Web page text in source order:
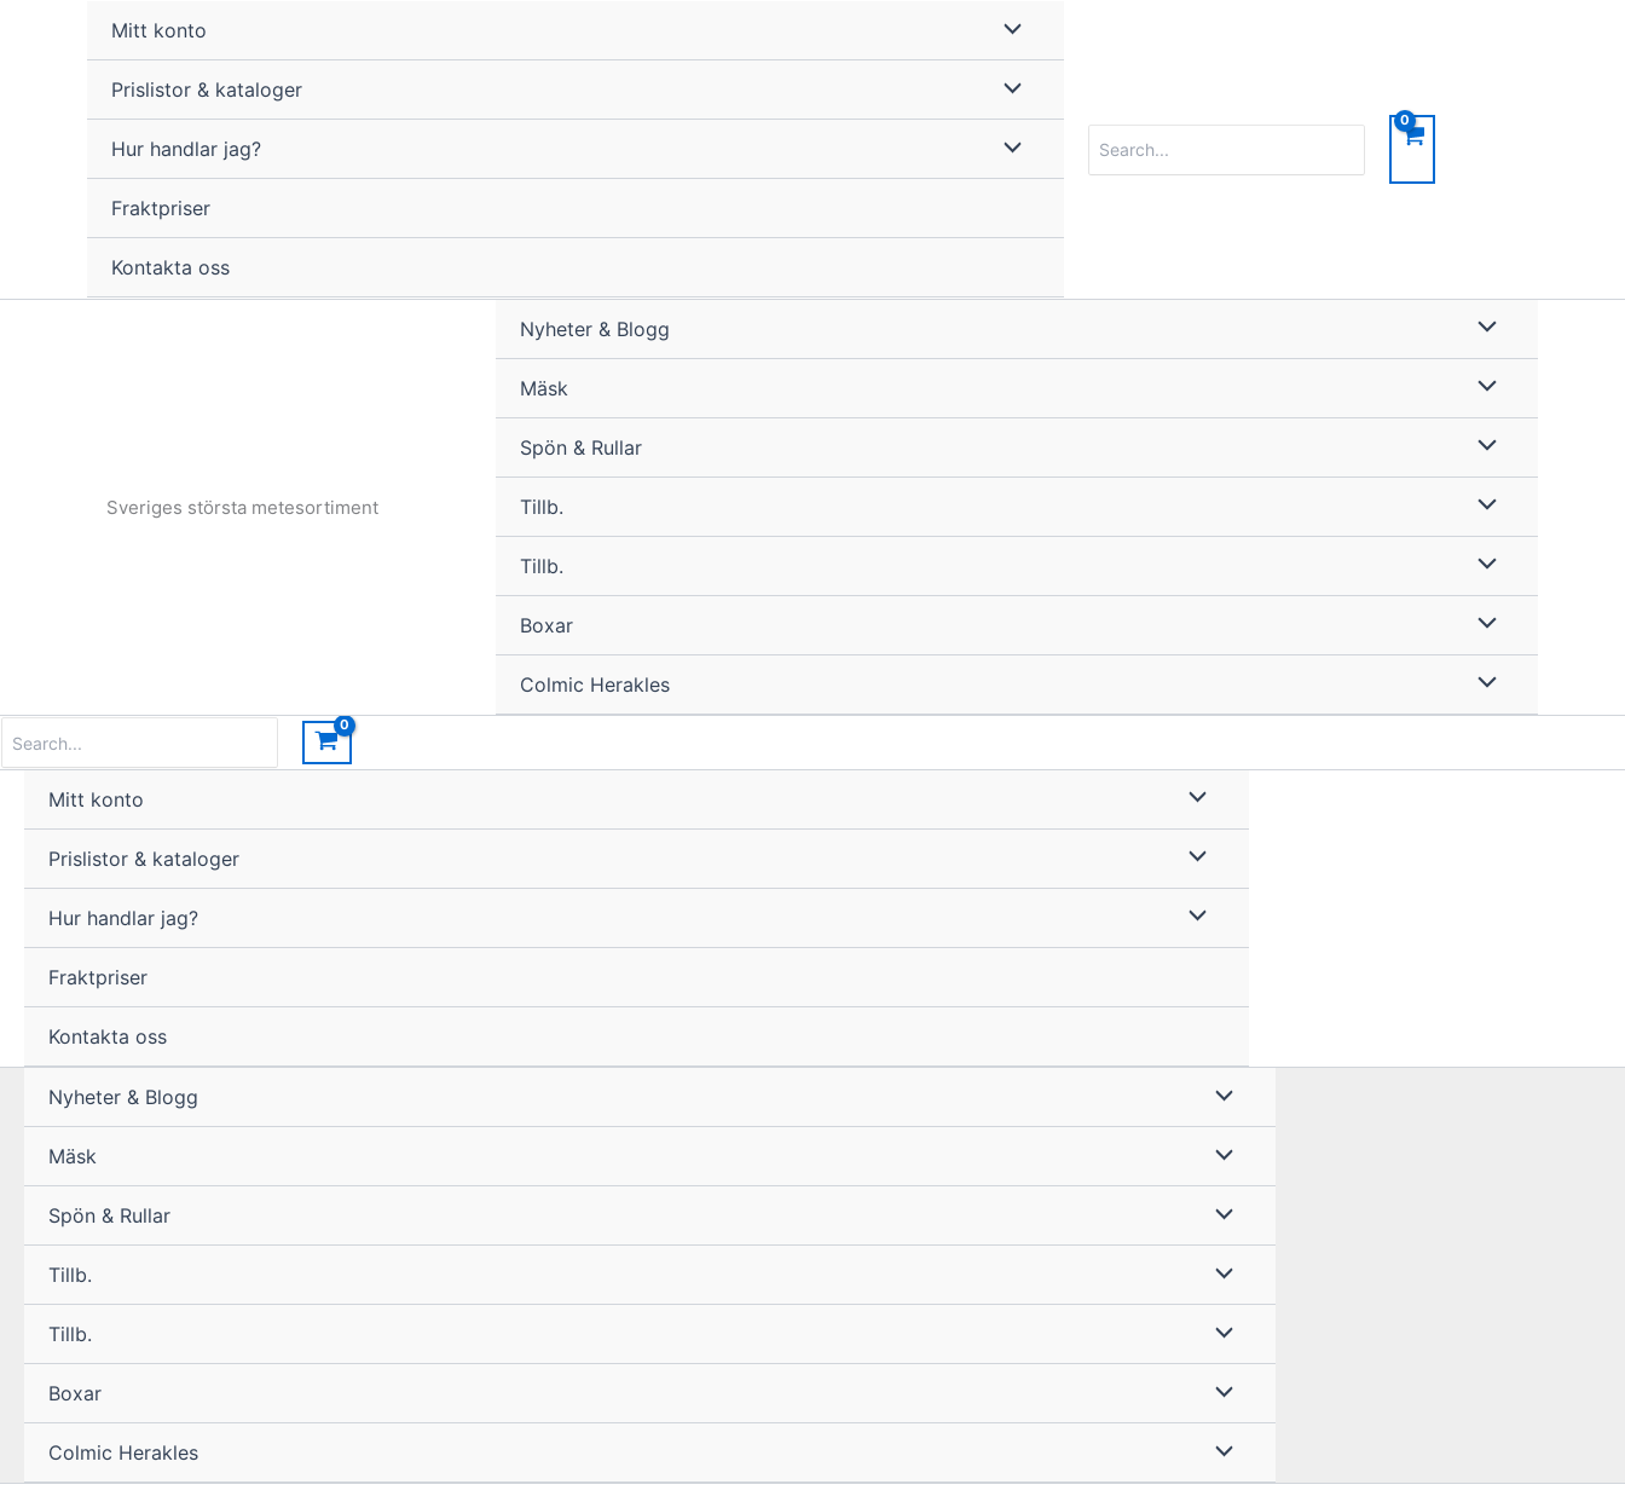
Mitt konto
Prislistor & kataloger
Hur handlar jag?
Fraktpriser
Kontakta oss
for:
Sveriges största metesortiment
Nyheter & Blogg
Mäsk
Spön & Rullar
Tillb.
Tillb.
Boxar
Colmic Herakles
for:
Mitt konto
Prislistor & kataloger
Hur handlar jag?
Fraktpriser
Kontakta oss
Nyheter & Blogg
Mäsk
Spön & Rullar
Tillb.
Tillb.
Boxar
Colmic Herakles